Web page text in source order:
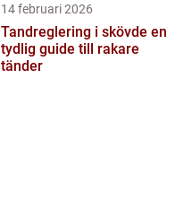
14 februari 2026
Tandreglering i skövde en
tydlig guide till rakare
tänder